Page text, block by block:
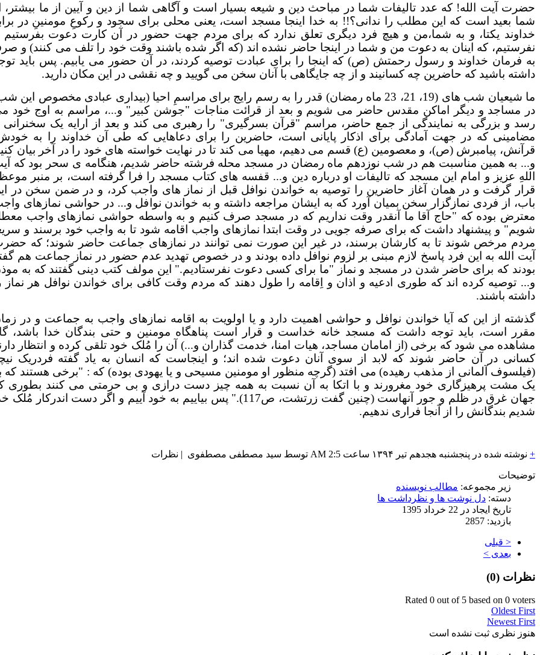
حضرت آیت الله! که عدد تالیفات شما در مباحث دین و شیعه بسیار است و آگاهی شما از دین و آیین از ما بیشتر،
شما بعید است که این مطلب را ندانی؟!! به خدا اینجا مسجد است، یعنی محلی برای سجود و رکوعِ مومنینِ در
خداوند یکتا، و به شما،من و هیچ فرد دیگری تعلق ندارد که برای مردم جهت حضور در آن کارت دعوت بفرستیم
نفرستیم، که اینان به دعوت من و شما در اینجا حاضر نشده اند (که اگر شده باشند وقت خود را تلف می کنند) و
به فرمان خداوند و رسول رحمتش (ص) که اینجا را برای عبادت توصیه کردند، در آن حضور می یابیم. پس باید
داشته باشید که حاضرین چه کسانیند و از چه جایگاهی با آنان سخن می گویید و چه نقشی در این مکان دارید.
ما شیعیان شب های (19، 21، 23 ماه رمضان) قدر را به رسم رایج برای مراسمِ احیا (بیداری عبادی مخصوص این
در مساجد و دیگر اماکن مقدس حاضر می شویم و بعد از قرائت مناجات "جوشن کبیر" و...، مراسم به اوج خود
رسد و بزرگی به نمایندگی از جمع حاضر، مراسم "قرآن بسرگیری" را رهبری می کند و بعد از ارایه یک سخنرانی
مضامینی که در جهت آمادگی برای اذکار پایانی است، حاضرین را برای دعاهایی که طی آن خداوند را به
قرآنش، پیامبرش (ص)، و معصومین (ع) قسم می دهیم، مهیا می کند تا در نهایت خواسته های خود را در آخر بیان
و... به همین مناسبت هم در شب نوزدهم ماه رمضان در مسجد محله فرشته حاضر شدیم، هنگامه ی سحر بود که
اللهِ عزیز و امام این مسجد که تالیفات او درباره دین و... قفسه های کتاب مسجد را فرا گرفته است، بر منبر
قرار گرفت و در همان آغاز حاضرین را توصیه به خواندن نوافل قبل از نماز های واجب کرد، و در ضمن سخن در
باب، از فردی نمازگزار سخن بمیان آورد که به ایشان مراجعه داشته و به خواندن نوافل و... در حواشی نمازهای
معترض بوده که "حاج آقا ما آنقدر وقت نداریم که در مسجد صرف کنیم و به واسطه حواشی نمازهای واجب
شویم" و پیشنهاد داشت که برای صرفه جویی در وقت ابتدا نمازهای واجب اقامه شود تا به واجب خود برسند و
مردم مرخص شوند تا به کارشان برسند، در غیر این صورت نمی توانند در نمازهای جماعت حاضر شوند؛ که
آیت الله به این فرد پاسخ لازم مبنی بر لزوم نوافل داده بودند و در خصوص تهدید عدم حضور در نماز جماعت هم
بودند که برای حاضر شدن در مسجد و نماز "ما برای کسی دعوت نفرستادیم." این مولف کتب دینی گفتند که به
و... توصیه کرده اند که طوری ادعیه و اذان و اِقامه را طول دهند که مردم وقت کافی برای خواندن نوافل هر نماز
داشته باشند.
گذشته از این که آیا خواندن نوافل و حواشی اهمیت دارد و یا اولویت به اقامه نمازهای واجب به جماعت و در
مقرر است، باید توجه داشت که مسجد خانه خداست و قرار است پناهگاه مومنین و حتی بندگان خدا باشد،
مشاهده می شود که برخی (از امامان مساجد، هیات امنا، خدمت گذاران و...) آن را مُلک خود تلقی کرده و انتظار
کسانی در آن حاضر شوند که لابد از سوی آنان دعوت شده اند؛ و اینجاست که انسان به یاد گفته فردریک
(فیلسوف آلمانی از مذهب رهیده) می افتد (گرچه منظور او مومنین مسیحی و یا یهودی بوده) که : "برخی هستند که
یک مشت پرهیزگاری خود مغرورند و با اتکا به آن نسبت به همه چیز دست درازی و بی حرمتی می کنند بطوری
جهان غرق در ظلم و جور آنهاست (چنین گفت زرتشت، ص117)." پس بیاییم به خود آییم و اگر دست اندرکار مُلک
شدیم بندگانش را از آنجا فراری ندهیم.
+ نوشته شده در پنجشنبه هجدهم تیر ۱۳۹۴ ساعت 2:5 AM توسط سید مصطفی مصطفوی | نظرات
توضیحات
زیر مجموعه: مطالب نویسنده
دسته: دل نوشت ها و نظرداشت ها
تاریخ ایجاد در 22 خرداد 1395
بازدید: 2857
< قبلی
بعدی >
نظرات (0
)
Rated 0 out of 5 based on 0 voters
Oldest First
Newest First
هنوز نظری ثبت نشده است